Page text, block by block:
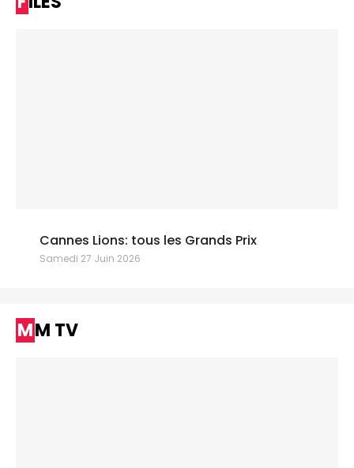
Cannes Lions: tous les Grands Prix
Samedi 27 Juin 2026
MM TV